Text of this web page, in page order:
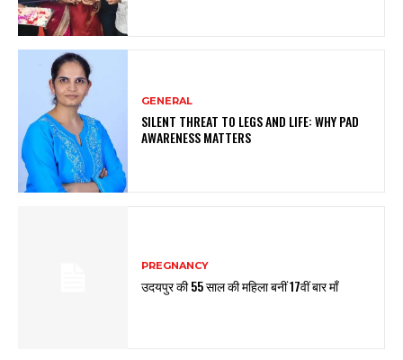
GENERAL
SILENT THREAT TO LEGS AND LIFE: WHY PAD
AWARENESS MATTERS
PREGNANCY
उदयपुर की 55 साल की महिला बनीं 17वीं बार माँ